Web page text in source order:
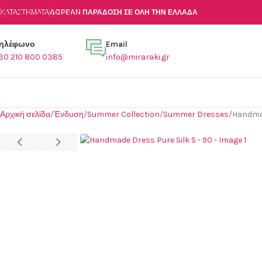
Skip to main content
ΚΑΤΑΣΤΉΜΑΤΑΔΩΡΕΑΝ ΠΑΡΑΔΟΣΗ ΣΕ ΟΛΗ ΤΗΝ ΕΛΛΑΔΑ
210 800 0385
Email
info@miraraki.gr
Αρχική σελίδα Ένδυση Summer Collection Summer Dresses